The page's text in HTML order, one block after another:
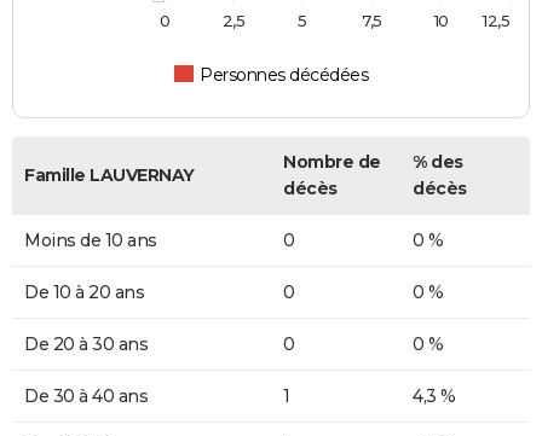
Personnes décédées
0 10
2,5 5 7,5 12,5
Famille LAUVERNAY
Nombre de
décès
% des
décès
Moins de 10 ans 0 0 %
De 10 à 20 ans 0 0 %
De 20 à 30 ans 0 0 %
De 30 à 40 ans 1 4,3 %